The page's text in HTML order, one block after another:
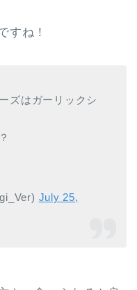
すね！
ズはガーリックシ
July 25,